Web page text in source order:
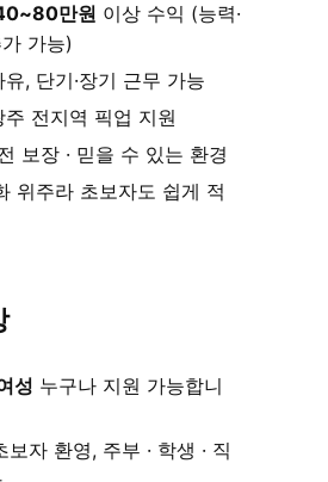
만원 이상 수익 (능력·
가능)
, 단기·장기 근무 가능
주 전지역 픽업 지원
보장 · 믿을 수 있는 환경
위주라 초보자도 쉽게 적
성 누구나 지원 가능합니
자 환영, 주부 · 학생 · 직